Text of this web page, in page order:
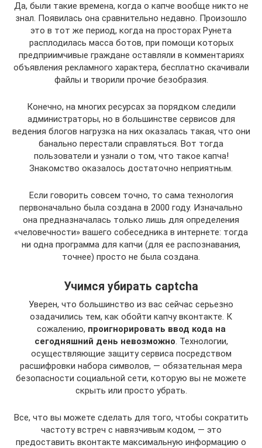
Да, были такие времена, когда о капче вообще никто не
знал. Появилась она сравнительно недавно. Произошло
это в тот же период, когда на просторах Рунета
расплодилась масса ботов, при помощи которых
предприимчивые граждане оставляли в комментариях
объявления рекламного характера, бесплатно скачивали
файлы и творили прочие безобразия.
Конечно, на многих ресурсах за порядком следили
администраторы, но в большинстве сервисов для
ведения блогов нагрузка на них оказалась такая, что они
банально перестали справляться. Вот тогда
пользователи и узнали о том, что такое капча!
Знакомство оказалось достаточно неприятным.
Если говорить совсем точно, то сама технология
первоначально была создана в 2000 году. Изначально
она предназначалась только лишь для определения
«человечности» вашего собеседника в интернете: тогда
ни одна программа для капчи (для ее распознавания,
точнее) просто не была создана.
Учимся убирать captcha
Уверен, что большинство из вас сейчас серьезно
озадачились тем, как обойти капчу вконтакте. К
сожалению, проигнорировать ввод кода на
сегодняшний день невозможно. Технологии,
осуществляющие защиту сервиса посредством
расшифровки набора символов, — обязательная мера
безопасности социальной сети, которую вы не можете
скрыть или просто убрать.
Все, что вы можете сделать для того, чтобы сократить
частоту встреч с навязчивым кодом, — это
предоставить вконтакте максимальную информацию о